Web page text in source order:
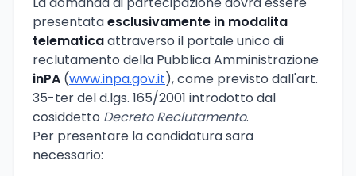
presentataesclusivamente in modalita
telematicaattraverso il portale unico di
reclutamento della Pubblica Amministrazione
inPA (www.inpa.gov.it), come previsto dall'art.
35-ter del d.lgs. 165/2001 introdotto dal
cosiddetto Decreto Reclutamento.
Per presentare la candidatura sara
necessario: